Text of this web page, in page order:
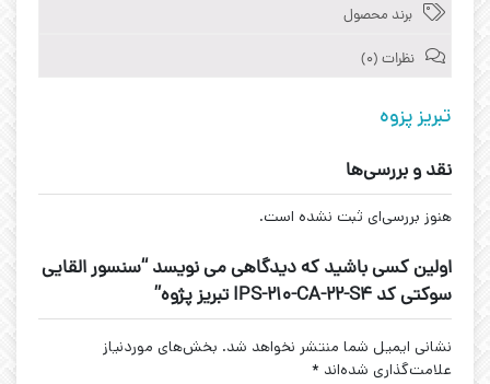
برند محصول
نظرات (0)
تبریز پزوه
نقد و بررسی‌ها
هنوز بررسی‌ای ثبت نشده است.
اولین کسی باشید که دیدگاهی می نویسد “سنسور القایی
سوکتی کد IPS-210-CA-22-S4 تبریز پژوه”
نشانی ایمیل شما منتشر نخواهد شد. بخش‌های موردنیاز
علامت‌گذاری شده‌اند *